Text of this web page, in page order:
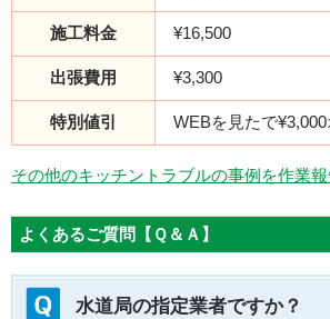
施工料金 ¥16,500
出張費用 ¥3,300
特別値引 WEBを見たで¥3,000
その他のキッチントラブルの事例を作業
よくあるご質問【Ｑ＆Ａ】
水道局の指定業者ですか？